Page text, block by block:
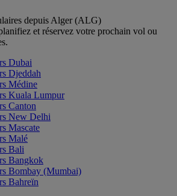
depuis Alger (ALG)
et réservez votre prochain vol ou
Dubai
Djeddah
Médine
Kuala Lumpur
Canton
New Delhi
Mascate
Malé
Bali
Bangkok
Bombay (Mumbai)
Bahreïn